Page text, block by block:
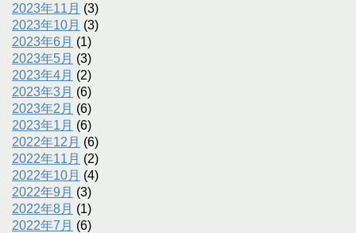
2023年11月 (3)
2023年10月 (3)
2023年6月 (1)
2023年5月 (3)
2023年4月 (2)
2023年3月 (6)
2023年2月 (6)
2023年1月 (6)
2022年12月 (6)
2022年11月 (2)
2022年10月 (4)
2022年9月 (3)
2022年8月 (1)
2022年7月 (6)